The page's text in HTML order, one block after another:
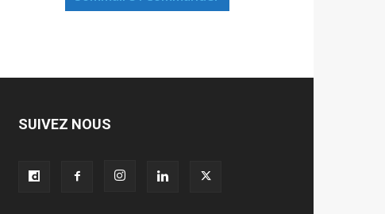
SUIVEZ NOUS